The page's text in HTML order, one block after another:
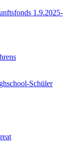
1.9.2025-
Schüler